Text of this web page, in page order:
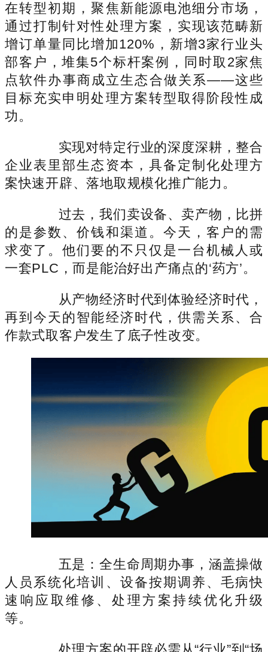
在转型初期，聚焦新能源电池细分市场，
通过打制针对性处理方案，实现该范畴新
增订单量同比增加120%，新增3家行业头
部客户，堆集5个标杆案例，同时取2家焦
点软件办事商成立生态合做关系——这些
目标充实申明处理方案转型取得阶段性成
功。
实现对特定行业的深度深耕，整合
企业表里部生态资本，具备定制化处理方
案快速开辟、落地取规模化推广能力。
过去，我们卖设备、卖产物，比拼
的是参数、价钱和渠道。今天，客户的需
求变了。他们要的不只仅是一台机械人或
一套PLC，而是能治好出产痛点的‘药方’。
从产物经济时代到体验经济时代，
再到今天的智能经济时代，供需关系、合
作款式取客户发生了底子性改变。
五是：全生命周期办事，涵盖操做
人员系统化培训、设备按期调养、毛病快
速响应取维修、处理方案持续优化升级
等。